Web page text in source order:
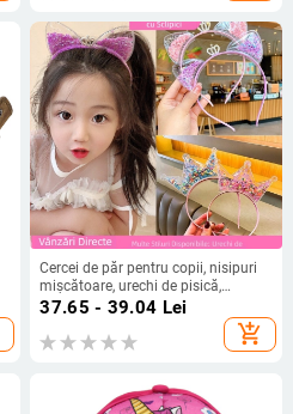
Cercei de păr pentru copii, nisipuri
mișcătoare, urechi de pisică,
coroană, urechi de iepure, cap, cerc,
super drăguț, accesorii de păr
pentru fete prințesă coreeană, en-
37.65 - 39.04 Lei
add_shopping_cart